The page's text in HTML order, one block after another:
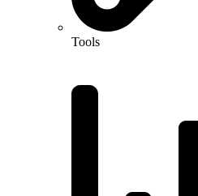
Tools